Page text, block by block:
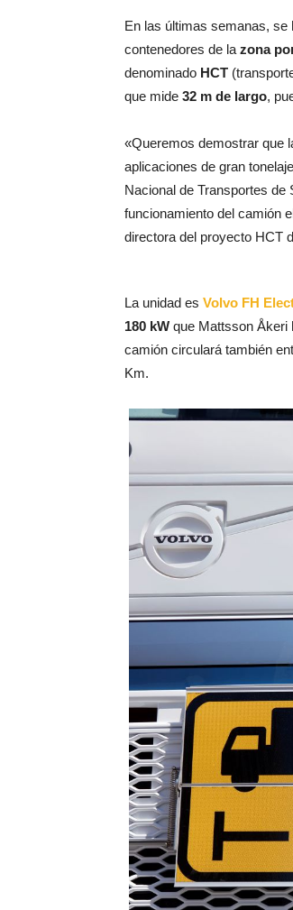
En las últimas semanas, se
contenedores de la zona
denominado HCT
que mide 32 m de largo,
«Queremos demostrar que
aplicaciones de gran
Nacional de Transportes
funcionamiento del camión
directora del proyecto HCT
La unidad es Volvo FH
180 kW que Mattsson Åkeri
camión circulará también
Km.